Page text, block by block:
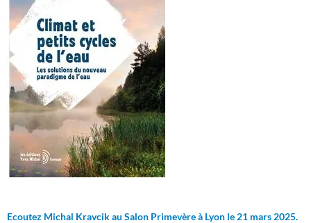
Ecoutez Michal Kravcik au Salon Primevère à Lyon le 21 mars 2025.